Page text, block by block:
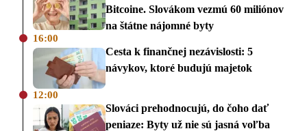
Bitcoine. Slovákom vezmú 60 miliónov
na štátne nájomné byty
16:00
Cesta k finančnej nezávislosti: 5
návykov, ktoré budujú majetok
12:00
Slováci prehodnocujú, do čoho dať
peniaze: Byty už nie sú jasná voľba